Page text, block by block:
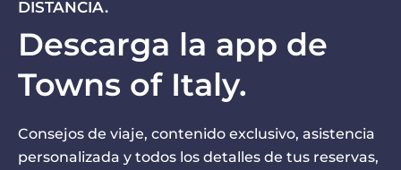
DISTANCIA.
Descarga la app de
Towns of Italy.
Consejos de viaje, contenido exclusivo, asistencia
personalizada y todos los detalles de tus reservas,